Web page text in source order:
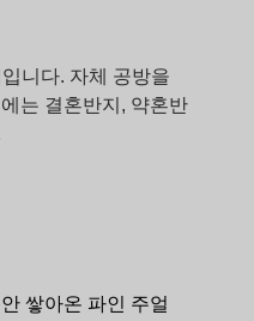
니다. 자체 공방을
는 결혼반지, 약혼반
쌓아온 파인 주얼